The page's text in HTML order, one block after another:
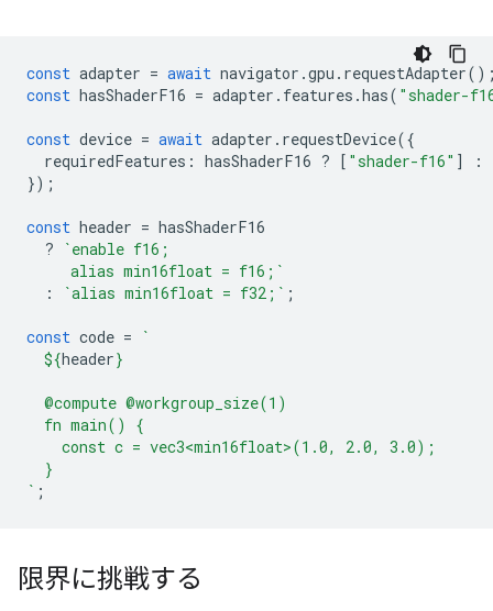
const adapter = await navigator .gpu . requestAdapter
const hasShaderF16 = adapter . features .has( "shader-
const device = await adapter . requestDevice({
requiredFeatures : hasShaderF16 ? [ "shader-f16" ] :
});
const header = hasShaderF16
?
`enable f16;
     alias min16float = f16;`
:
`alias min16float = f32;` ;
const code =
`
${header}
  @compute @workgroup_size(1)
  fn main() {
    const c = vec3<min16float>(1.0, 2.0, 3.0);
  }
` ;
限界に挑戦する